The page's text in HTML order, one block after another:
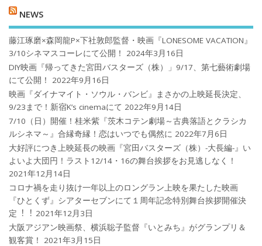
NEWS
藤江琢磨×森岡龍P×下社敦郎監督・映画『LONESOME VACATION』
3/10シネマスコーレにて公開！
2024年3月16日
DIY映画『帰ってきた宮田バスターズ（株）」9/17、第七藝術劇場
にて公開！
2022年9月16日
映画『ダイナマイト・ソウル・バンビ』まさかの上映延長決定、
9/23まで！新宿K’s cinemaにて 2022年9月14日
7/10（日）開催！桂米紫『茨木コテン劇場～古典落語とクラシカ
ルシネマ～』合縁奇縁！恋はいつでも偶然に 2022年7月6日
大好評につき上映延長の映画『宮田バスターズ（株）-大長編-』い
よいよ大団円！ラスト12/14・16の舞台挨拶をお見逃しなく！
2021年12月14日
コロナ禍を⾛り抜け⼀年以上のロングラン上映を果たした映画
『ひとくず』シアターセブンにて１周年記念特別舞台挨拶開催決
定︕︕ 2021年12月3日
大阪アジアン映画祭、横浜聡子監督『いとみち』がグランプリ＆
観客賞！
2021年3月15日